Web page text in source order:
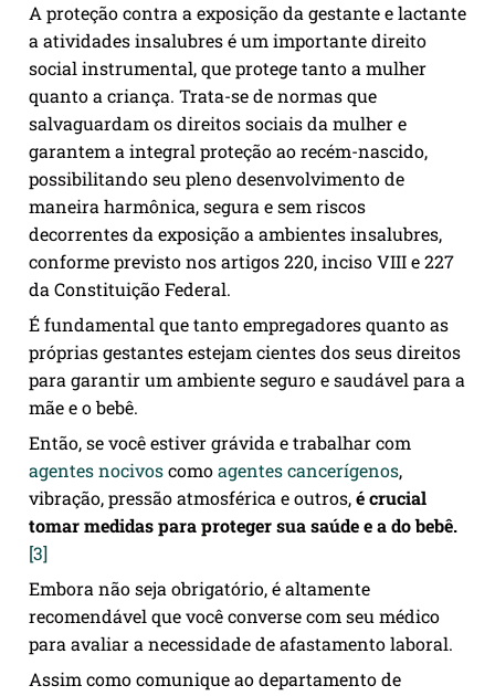
A proteção contra a exposição da gestante e lactante
a atividades insalubres é um importante direito
social instrumental, que protege tanto a mulher
quanto a criança. Trata-se de normas que
salvaguardam os direitos sociais da mulher e
garantem a integral proteção ao recém-nascido,
possibilitando seu pleno desenvolvimento de
maneira harmônica, segura e sem riscos
decorrentes da exposição a ambientes insalubres,
conforme previsto nos artigos 220, inciso VIII e 227
da Constituição Federal.
É fundamental que tanto empregadores quanto as
próprias gestantes estejam cientes dos seus direitos
para garantir um ambiente seguro e saudável para a
mãe e o bebê.
Então, se você estiver grávida e trabalhar com
agentes nocivoscomoagentes cancerígenos,
vibração, pressão atmosférica e outros,é crucial
tomar medidas para proteger sua saúde e a do bebê.
[3]
Embora não seja obrigatório, é altamente
recomendável que você converse com seu médico
para avaliar a necessidade de afastamento laboral.
Assim como comunique ao departamento de